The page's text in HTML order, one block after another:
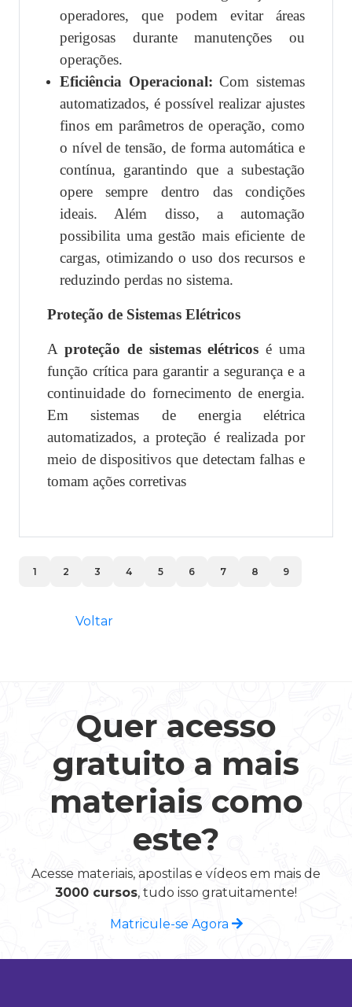
operadores, que podem evitar áreas
perigosas durante manutenções ou
operações.
Eficiência Operacional: Com sistemas
automatizados, é possível realizar ajustes
finos em parâmetros de operação, como
o nível de tensão, de forma automática e
contínua, garantindo que a subestação
opere sempre dentro das condições
ideais. Além disso, a automação
possibilita uma gestão mais eficiente de
cargas, otimizando o uso dos recursos e
reduzindo perdas no sistema.
Proteção de Sistemas Elétricos
A proteção de sistemas elétricos é uma
função crítica para garantir a segurança e a
continuidade do fornecimento de energia.
Em sistemas de energia elétrica
automatizados, a proteção é realizada por
meio de dispositivos que detectam falhas e
tomam ações corretivas
1 2 3 4 5 6 7 8 9
Voltar
Quer acesso
gratuito a mais
materiais como
este?
Acesse materiais, apostilas e vídeos em mais de
3000 cursos, tudo isso gratuitamente!
Matricule-se Agora